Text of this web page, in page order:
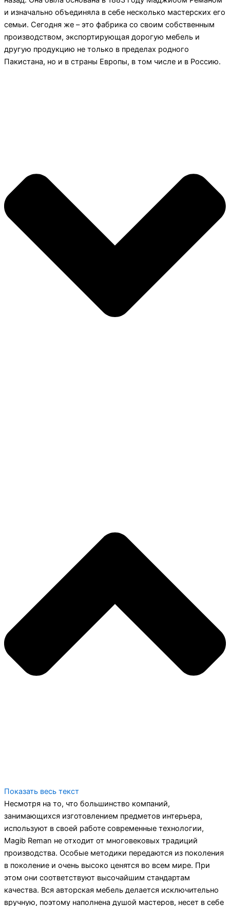
и изначально объединяла в себе несколько мастерских его
семьи. Сегодня же – это фабрика со своим собственным
производством, экспортирующая дорогую мебель и
другую продукцию не только в пределах родного
Пакистана, но и в страны Европы, в том числе и в Россию.
Показать весь текст
Несмотря на то, что большинство компаний,
занимающихся изготовлением предметов интерьера,
используют в своей работе современные технологии,
Magib Reman не отходит от многовековых традиций
производства. Особые методики передаются из поколения
в поколение и очень высоко ценятся во всем мире. При
этом они соответствуют высочайшим стандартам
качества. Вся авторская мебель делается исключительно
вручную, поэтому наполнена душой мастеров, несет в себе